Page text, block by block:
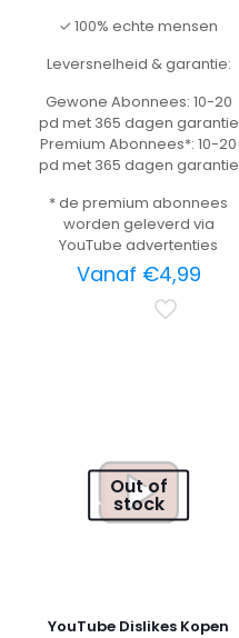
✓ 100% echte mensen
Leversnelheid & garantie:
Gewone Abonnees: 10-20
pd met 365 dagen garantie
Premium Abonnees*: 10-20
pd met 365 dagen garantie
* de premium abonnees
worden geleverd via
YouTube advertenties
Vanaf €4,99
Out of
stock
YouTube Dislikes Kopen